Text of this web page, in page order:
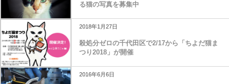
る猫の写真を募集中
2018年1月27日
殺処分ゼロの千代田区で2/17から「ちよだ猫ま
つり2018」が開催
2016年6月6日